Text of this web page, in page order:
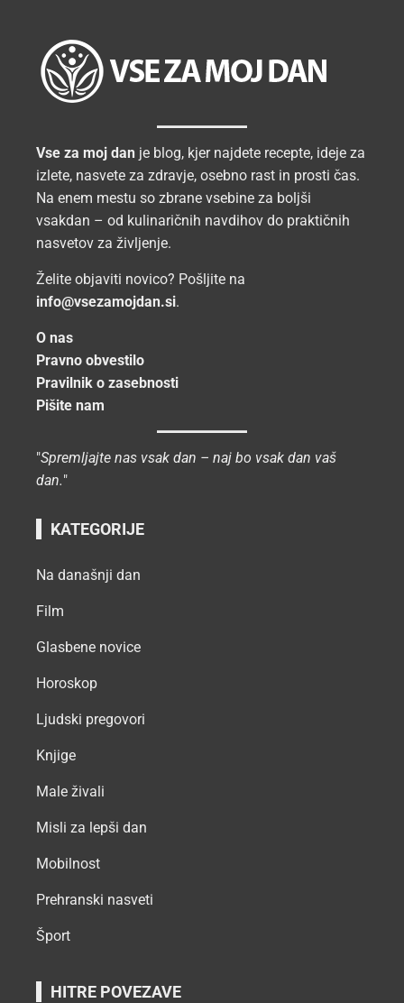
Vse za moj dan je blog, kjer najdete recepte, ideje za
izlete, nasvete za zdravje, osebno rast in prosti čas.
Na enem mestu so zbrane vsebine za boljši
vsakdan – od kulinaričnih navdihov do praktičnih
nasvetov za življenje.
Želite objaviti novico? Pošljite na
info@vsezamojdan.si.
O nas
Pravno obvestilo
Pravilnik o zasebnosti
Pišite nam
"Spremljajte nas vsak dan – naj bo vsak dan vaš
dan."
KATEGORIJE
Na današnji dan
Film
Glasbene novice
Horoskop
Ljudski pregovori
Knjige
Male živali
Misli za lepši dan
Mobilnost
Prehranski nasveti
Šport
HITRE POVEZAVE